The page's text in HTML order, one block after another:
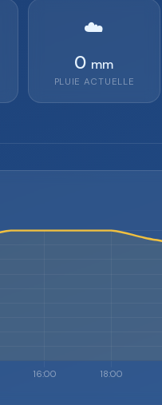
☁️
0 mm
PLUIE ACTUELLE